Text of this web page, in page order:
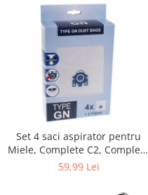
Televizoare & accesorii
Ambalaje cadouri
Cadouri
Curatenie si intretinere
Set 4 saci aspirator pentru
Miele, Complete C2, Complete
C3, Classic C1, S8, S5, S2,
59,99 Lei